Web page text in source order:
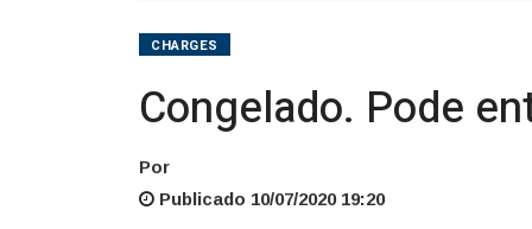
CHARGES
Congelado. Pode
Por
Publicado 10/07/2020 19:20